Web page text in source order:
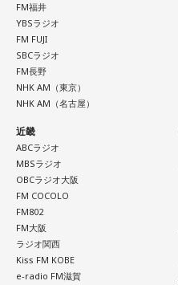
FM福井
YBSラジオ
FM FUJI
SBCラジオ
FM長野
NHK AM（東京）
NHK AM（名古屋）
近畿
ABCラジオ
MBSラジオ
OBCラジオ大阪
FM COCOLO
FM802
FM大阪
ラジオ関西
Kiss FM KOBE
e-radio FM滋賀